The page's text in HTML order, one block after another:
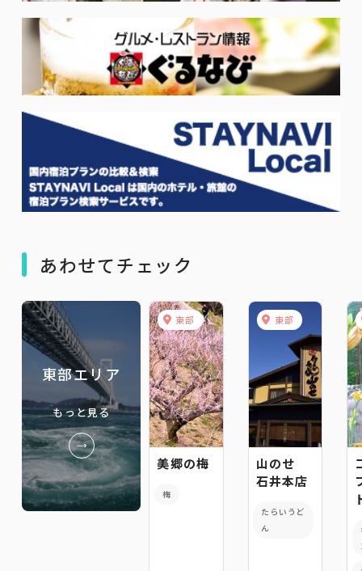
あわせてチェック
東部エリア
もっと見る
東部
美郷の梅
梅
東部
山のせ
石井本店
たらいうど
ん